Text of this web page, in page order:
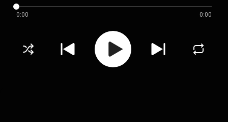
0:00 0:00